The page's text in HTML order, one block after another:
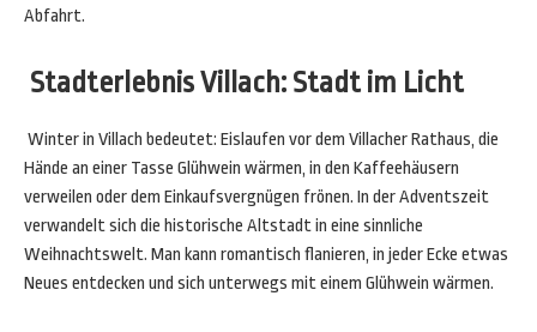
Abfahrt.
Stadterlebnis Villach: Stadt im Licht
Winter in Villach bedeutet: Eislaufen vor dem Villacher Rathaus, die
Hände an einer Tasse Glühwein wärmen, in den Kaffeehäusern
verweilen oder dem Einkaufsvergnügen frönen. In der Adventszeit
verwandelt sich die historische Altstadt in eine sinnliche
Weihnachtswelt. Man kann romantisch flanieren, in jeder Ecke etwas
Neues entdecken und sich unterwegs mit einem Glühwein wärmen.